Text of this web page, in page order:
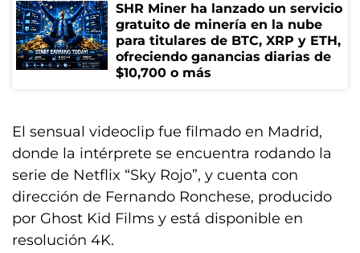
SHR Miner ha lanzado un servicio
gratuito de minería en la nube
para titulares de BTC, XRP y ETH,
ofreciendo ganancias diarias de
$10,700 o más
El sensual videoclip fue filmado en Madrid,
donde la intérprete se encuentra rodando la
serie de Netflix “Sky Rojo”, y cuenta con
dirección de Fernando Ronchese, producido
por Ghost Kid Films y está disponible en
resolución 4K.